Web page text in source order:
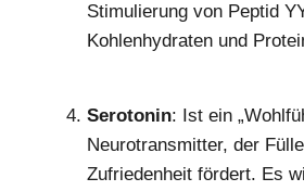
Stimulierung von Peptid
Kohlenhydraten und
Serotonin: Ist ein
Neurotransmitter, der
Zufriedenheit fördert. Es